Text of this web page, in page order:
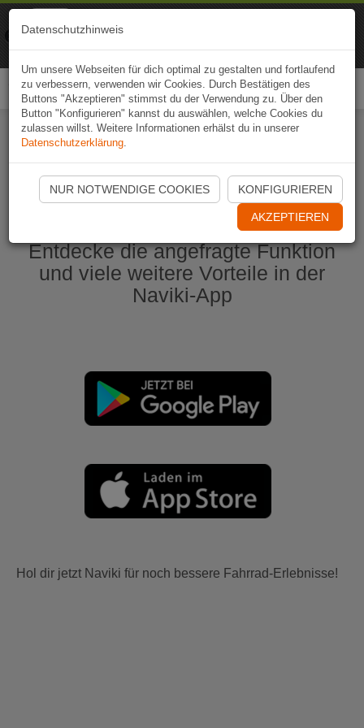
Naviki App jetzt öffnen
Entdecke die angefragte Funktion
und viele weitere Vorteile in der
Naviki-App
Hol dir jetzt Naviki für noch bessere Fahrrad-Erlebnisse!
Datenschutzhinweis
Um unsere Webseiten für dich optimal zu gestalten und fortlaufend
zu verbessern, verwenden wir Cookies. Durch Bestätigen des
Buttons "Akzeptieren" stimmst du der Verwendung zu. Über den
Button "Konfigurieren" kannst du auswählen, welche Cookies du
zulassen willst. Weitere Informationen erhälst du in unserer
Datenschutzerklärung.
NUR NOTWENDIGE COOKIES KONFIGURIEREN
AKZEPTIEREN
Naviki